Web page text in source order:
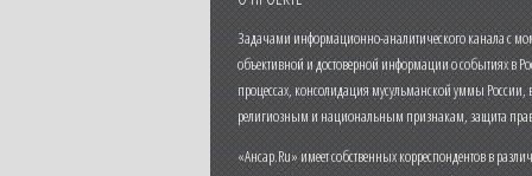
Задачами информационно-аналитического канала с
объективной и достоверной информации о событиях в
процессах, консолидация мусульманской уммы
религиозным и национальным признакам, защита
«Ансар.Ru» имеет собственных корреспондентов в